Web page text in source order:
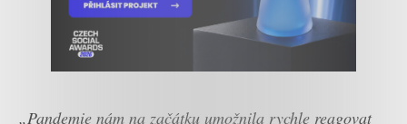
„Pandemie nám na začátku umožnila rychle reagovat